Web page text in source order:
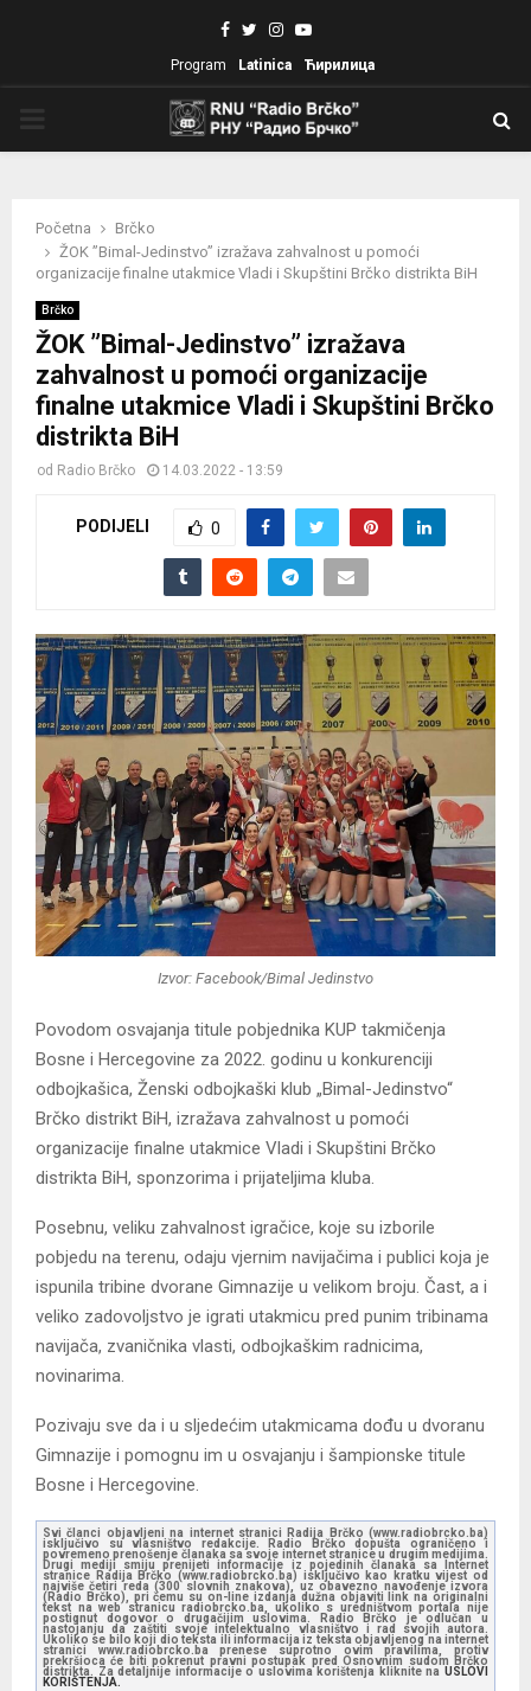
Facebook
TwitterInstagram
Youtube
Program Latinica Ћирилица
Početna
Brčko
ŽOK ”Bimal-Jedinstvo” izražava zahvalnost u pomoći
organizacije finalne utakmice Vladi i Skupštini Brčko distrikta BiH
Brčko
ŽOK ”Bimal-Jedinstvo” izražava
zahvalnost u pomoći organizacije
finalne utakmice Vladi i Skupštini Brčko
distrikta BiH
od Radio Brčko 14.03.2022 - 13:59
PODIJELI 0
Izvor: Facebook/Bimal Jedinstvo
Povodom osvajanja titule pobjednika KUP takmičenja
Bosne i Hercegovine za 2022. godinu u konkurenciji
odbojkašica, Ženski odbojkaški klub „Bimal-Jedinstvo“
Brčko distrikt BiH, izražava zahvalnost u pomoći
organizacije finalne utakmice Vladi i Skupštini Brčko
distrikta BiH, sponzorima i prijateljima kluba.
Posebnu, veliku zahvalnost igračice, koje su izborile
pobjedu na terenu, odaju vjernim navijačima i publici koja je
ispunila tribine dvorane Gimnazije u velikom broju. Čast, a i
veliko zadovoljstvo je igrati utakmicu pred punim tribinama
navijača, zvaničnika vlasti, odbojkaškim radnicima,
novinarima.
Pozivaju sve da i u sljedećim utakmicama dođu u dvoranu
Gimnazije i pomognu im u osvajanju i šampionske titule
Bosne i Hercegovine.
Svi članci objavljeni na internet stranici Radija Brčko (www.radiobrcko.ba)
isključivo su vlasništvo redakcije. Radio Brčko dopušta ograničeno i
povremeno prenošenje članaka sa svoje internet stranice u drugim medijima.
Drugi mediji smiju prenijeti informacije iz pojedinih članaka sa Internet
stranice Radija Brčko (www.radiobrcko.ba) isključivo kao kratku vijest od
najviše četiri reda (300 slovnih znakova), uz obavezno navođenje izvora
(Radio Brčko), pri čemu su on-line izdanja dužna objaviti link na originalni
tekst na web stranicu radiobrcko.ba, ukoliko s uredništvom portala nije
postignut dogovor o drugačijim uslovima. Radio Brčko je odlučan u
nastojanju da zaštiti svoje intelektualno vlasništvo i rad svojih autora.
Ukoliko se bilo koji dio teksta ili informacija iz teksta objavljenog na internet
stranici www.radiobrcko.ba prenese suprotno ovim pravilima, protiv
prekršioca će biti pokrenut pravni postupak pred Osnovnim sudom Brčko
distrikta. Za detaljnije informacije o uslovima korištenja kliknite na USLOVI
KORIŠTENJA.